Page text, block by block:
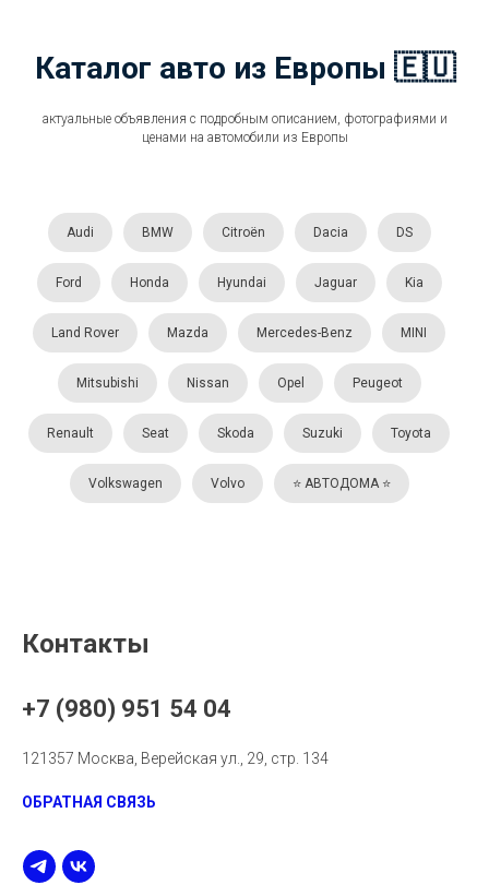
Каталог авто из Европы 🇪🇺
актуальные объявления с подробным описанием, фотографиями и
ценами на автомобили из Европы
Audi BMW Citroën Dacia DS
Ford Honda Hyundai Jaguar Kia
Land Rover Mazda Mercedes-Benz MINI
Mitsubishi Nissan Opel Peugeot
Renault Seat Skoda Suzuki Toyota
Volkswagen Volvo ⭐️ АВТОДОМА ⭐️
Контакты
+7 (980) 951 54 04
121357 Москва, Верейская ул., 29, стр. 134
ОБРАТНАЯ СВЯЗЬ